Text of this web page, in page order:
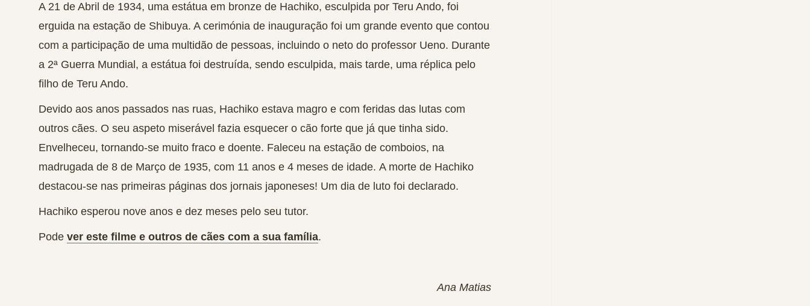
A 21 de Abril de 1934, uma estátua em bronze de Hachiko, esculpida por Teru Ando, foi
erguida na estação de Shibuya. A cerimónia de inauguração foi um grande evento que contou
com a participação de uma multidão de pessoas, incluindo o neto do professor Ueno. Durante
a 2ª Guerra Mundial, a estátua foi destruída, sendo esculpida, mais tarde, uma réplica pelo
filho de Teru Ando.
Devido aos anos passados nas ruas, Hachiko estava magro e com feridas das lutas com
outros cães. O seu aspeto miserável fazia esquecer o cão forte que já que tinha sido.
Envelheceu, tornando-se muito fraco e doente. Faleceu na estação de comboios, na
madrugada de 8 de Março de 1935, com 11 anos e 4 meses de idade. A morte de Hachiko
destacou-se nas primeiras páginas dos jornais japoneses! Um dia de luto foi declarado.
Hachiko esperou nove anos e dez meses pelo seu tutor.
Pode ver este filme e outros de cães com a sua família.
Ana Matias